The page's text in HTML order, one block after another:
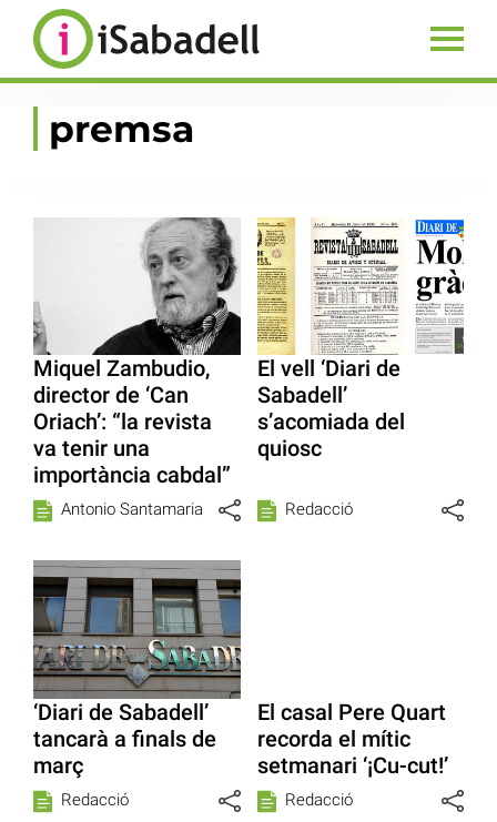
premsa
Miquel Zambudio,
director de ‘Can
Oriach’: “la revista
va tenir una
importància cabdal”
Antonio Santamaria
El vell ‘Diari de
Sabadell’
s’acomiada del
quiosc
Redacció
‘Diari de Sabadell’
tancarà a finals de
març
Redacció
El casal Pere Quart
recorda el mític
setmanari ‘¡Cu-cut!’
Redacció